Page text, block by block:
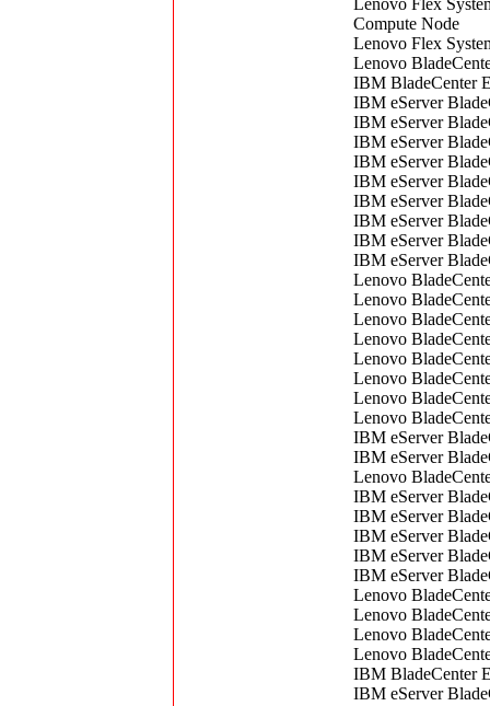
Lenovo Flex
Compute Node
Lenovo Flex
Lenovo
IBM BladeCenter
IBM eServer
IBM eServer
IBM eServer
IBM eServer
IBM eServer
IBM eServer
IBM eServer
IBM eServer
IBM eServer
Lenovo
Lenovo
Lenovo
Lenovo
Lenovo
Lenovo
Lenovo
Lenovo
IBM eServer
IBM eServer
Lenovo
IBM eServer
IBM eServer
IBM eServer
IBM eServer
IBM eServer
Lenovo
Lenovo
Lenovo
Lenovo
IBM BladeCenter
IBM eServer